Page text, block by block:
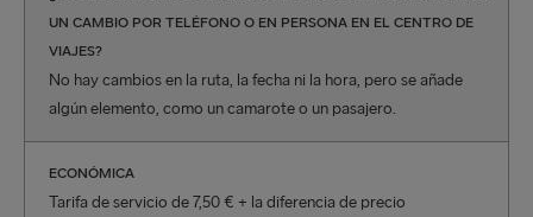
UN CAMBIO POR TELÉFONO O EN PERSONA EN EL CENTRO DE
VIAJES?
No hay cambios en la ruta, la fecha ni la hora, pero se añade
algún elemento, como un camarote o un pasajero.
ECONÓMICA
Tarifa de servicio de 7,50 € + la diferencia de precio